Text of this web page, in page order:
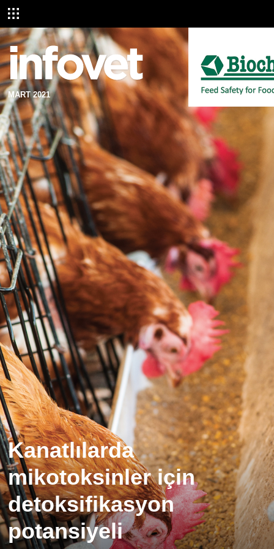
MART 2021
Kanatlılarda
mikotoksinler için
detoksifikasyon
potansiyeli